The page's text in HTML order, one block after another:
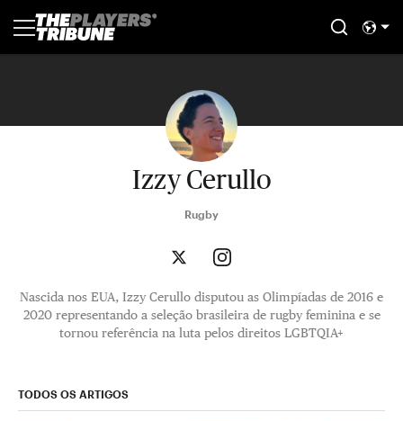
Izzy Cerullo
Rugby
Nascida nos EUA, Izzy Cerullo disputou as Olimpíadas de 2016 e
2020 representando a seleção brasileira de rugby feminina e se
tornou referência na luta pelos direitos LGBTQIA+
TODOS OS ARTIGOS